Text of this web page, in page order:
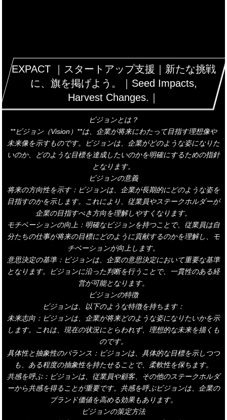
EXPACT ｜スタートアップ支援｜新たな挑戦
に、旗を掲げよう。｜Seed Impacts,
Harvest Changes.｜
ビジョンとは？
**ビジョン（Vision）**は、企業が将来にわたって目指す理想像や
未来像を示すものです。ビジョンは、企業がどのような姿になりた
いのか、どのような目標を達成したいのかを明確にするための指針
となります。
ビジョンの意義
将来の方向性を示す：ビジョンは、企業が長期的にどのような姿を
目指すのかを示します。これにより、従業員やステークホルダーが
企業の目指すべき方向を理解しやすくなります。
モチベーションの向上：明確なビジョンを持つことで、従業員は自
分たちの仕事が将来の目標にどのように貢献するのかを理解し、モ
チベーションが向上します。
意思決定の基準：ビジョンは、企業の意思決定において重要な基準
となります。ビジョンに沿った判断を行うことで、一貫性のある経
営が可能となります。
ビジョンの特徴
ビジョンは、以下のような特徴を持ちます：
未来志向：ビジョンは、企業が将来どのような姿になりたいかを示
します。これは、現在の状況にとらわれず、理想的な未来を描くも
のです。
具体性と抽象性のバランス：ビジョンは、具体的な目標を示しつつ
も、ある程度の抽象性を持たせることで、柔軟性を保ちます。
共感を呼ぶ：ビジョンは、従業員や顧客、その他のステークホルダ
ーから共感を得ることが重要です。共感を呼ぶビジョンは、企業の
ブランド価値を高める効果もあります。
ビジョンの策定方法